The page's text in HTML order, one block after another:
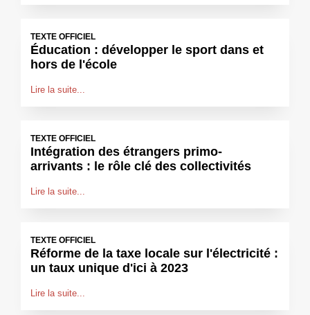
TEXTE OFFICIEL
Éducation : développer le sport dans et
hors de l'école
Lire la suite...
TEXTE OFFICIEL
Intégration des étrangers primo-
arrivants : le rôle clé des collectivités
Lire la suite...
TEXTE OFFICIEL
Réforme de la taxe locale sur l'électricité :
un taux unique d'ici à 2023
Lire la suite...